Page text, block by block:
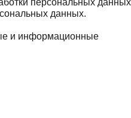
персональных данных
данных.
и информационные